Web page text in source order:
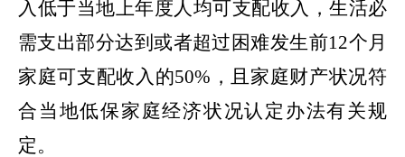
入低于当地上年度人均可支配收入，生活必
需支出部分达到或者超过困难发生前12个月
家庭可支配收入的50%，且家庭财产状况符
合当地低保家庭经济状况认定办法有关规
定。